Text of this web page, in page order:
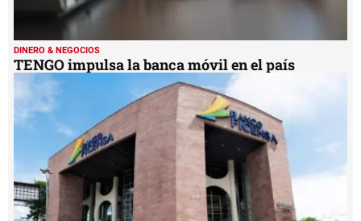
DINERO & NEGOCIOS
TENGO impulsa la banca móvil en el país